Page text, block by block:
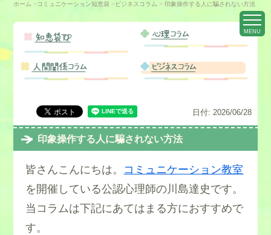
MENU
ホーム >コミュニケーション知恵袋 > ビジネスコラム > 印象操作する人に騙されない方法
知恵袋TOP 心理コラム
人間関係コラム ビジネスコラム
日付: 2026/06/28
印象操作する人に騙されない方法
皆さんこんにちは。 コミュニケーション教室
を開催している公認心理師の川島達史です。
当コラムは下記にあてはまる方におすすめで
す。